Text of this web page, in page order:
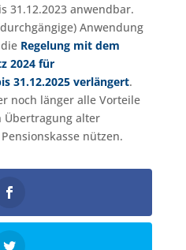
31.12.2023 anwendbar.
Anwendung
Regelung mit dem
2024 für
31.12.2025 verlängert.
noch länger alle Vorteile
Übertragung alter
nützen.